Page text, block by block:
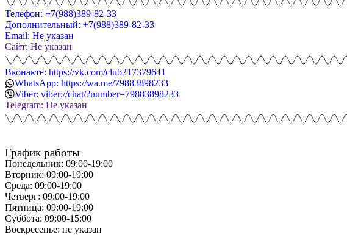
Телефон: +7(988)389-82-33
Дополнительный: +7(988)389-82-33
Email: Не указан
Сайт: Не указан
Вконакте: https://vk.com/club217379641
WhatsApp: https://wa.me/79883898233
Viber: viber://chat/?number=79883898233
Telegram: Не указан
График работы
Понедельник: 09:00-19:00
Вторник: 09:00-19:00
Среда: 09:00-19:00
Четверг: 09:00-19:00
Пятница: 09:00-19:00
Суббота: 09:00-15:00
Воскресенье: не указан